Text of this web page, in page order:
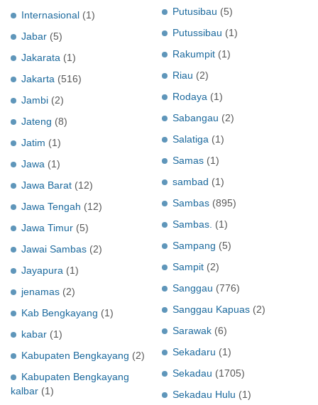
Internasional (1)
Jabar (5)
Jakarata (1)
Jakarta (516)
Jambi (2)
Jateng (8)
Jatim (1)
Jawa (1)
Jawa Barat (12)
Jawa Tengah (12)
Jawa Timur (5)
Jawai Sambas (2)
Jayapura (1)
jenamas (2)
Kab Bengkayang (1)
kabar (1)
Kabupaten Bengkayang (2)
Kabupaten Bengkayang
kalbar (1)
Putusibau (5)
Putussibau (1)
Rakumpit (1)
Riau (2)
Rodaya (1)
Sabangau (2)
Salatiga (1)
Samas (1)
sambad (1)
Sambas (895)
Sambas. (1)
Sampang (5)
Sampit (2)
Sanggau (776)
Sanggau Kapuas (2)
Sarawak (6)
Sekadaru (1)
Sekadau (1705)
Sekadau Hulu (1)